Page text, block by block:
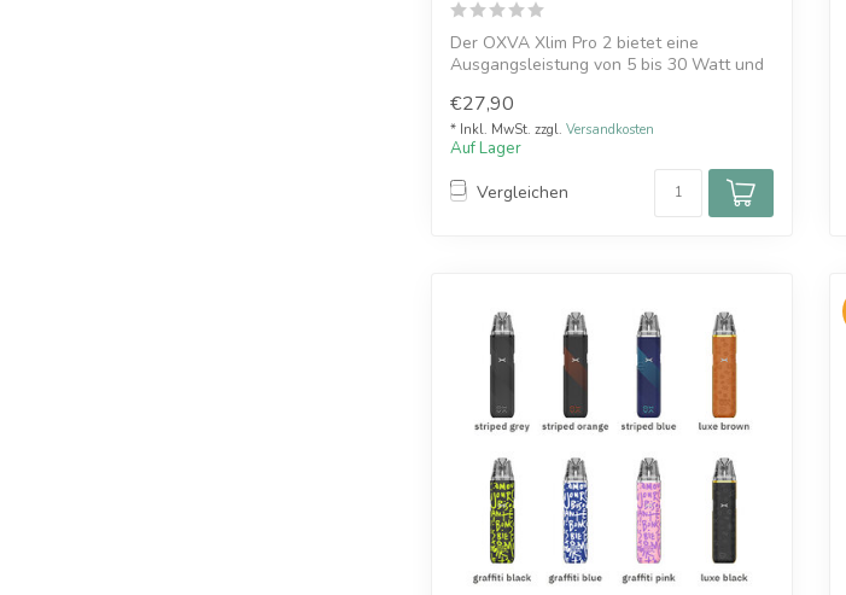
Der OXVA Xlim Pro 2 bietet eine
Ausgangsleistung von 5 bis 30 Watt und
€27,90
* Inkl. MwSt. zzgl. Versandkosten
Auf Lager
Vergleichen